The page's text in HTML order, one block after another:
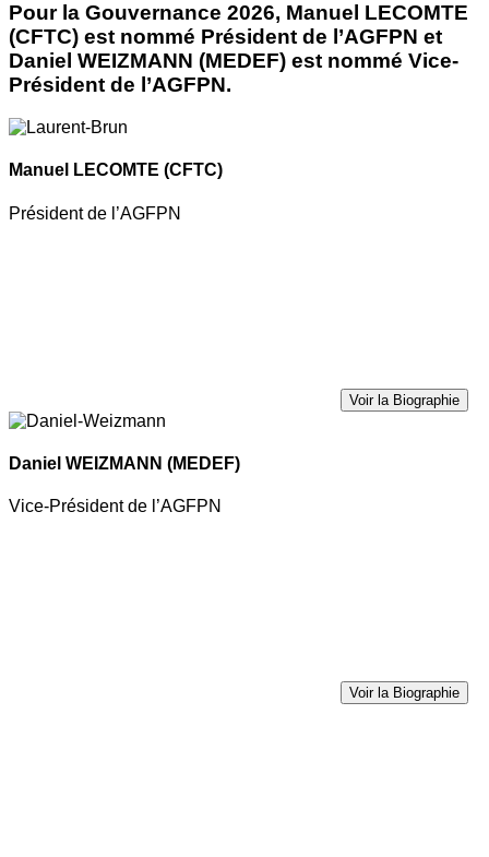
Pour la Gouvernance 2026, Manuel LECOMTE
(CFTC) est nommé Président de l’AGFPN et
Daniel WEIZMANN (MEDEF) est nommé Vice-
Président de l’AGFPN.
Manuel LECOMTE (CFTC)
Président de l’AGFPN
Voir la Biographie
Daniel WEIZMANN (MEDEF)
Vice-Président de l’AGFPN
Voir la Biographie